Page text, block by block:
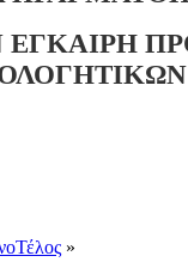
Τέλος »